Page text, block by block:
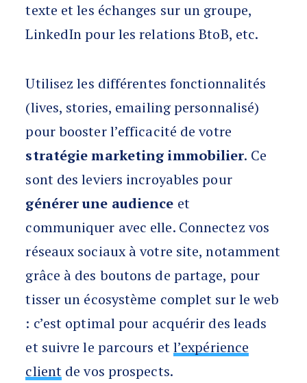
texte et les échanges sur un groupe,
LinkedIn pour les relations BtoB, etc.
Utilisez les différentes fonctionnalités
(lives, stories, emailing personnalisé)
pour booster l’efficacité de votre
stratégie marketing immobilier. Ce
sont des leviers incroyables pour
générer une audience et
communiquer avec elle. Connectez vos
réseaux sociaux à votre site, notamment
grâce à des boutons de partage, pour
tisser un écosystème complet sur le web
: c’est optimal pour acquérir des leads
et suivre le parcours etl’expérience
client de vos prospects.